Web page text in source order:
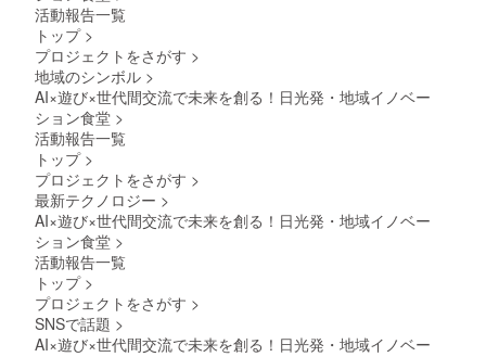
様すべ
いに充
上げま
活動報告一覧
トップ >
プロジェクトをさがす >
地域のシンボル >
AI×遊び×世代間交流で未来を創る！日光発・地域イノベー
ション食堂 >
活動報告一覧
トップ >
プロジェクトをさがす >
最新テクノロジー >
AI×遊び×世代間交流で未来を創る！日光発・地域イノベー
ション食堂 >
活動報告一覧
トップ >
プロジェクトをさがす >
SNSで話題 >
AI×遊び×世代間交流で未来を創る！日光発・地域イノベー